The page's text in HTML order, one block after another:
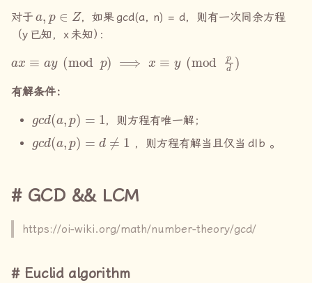
Legendre symbol
tonelli_shanks
Euler-totient, Fermat's little
Euler totient
Pollard’s ρ algorithm
对于
Z
，如果gcd(a, n) = d，则有一次同余方程
（y 已知， x未知）：
mod p ⟹ d)
有解条件：
d( p
，则方程有唯一解；
d( p ≠ 1
，则方程有解当且仅当 d|b 。
GCD && LCM
https://oi-wiki.org/math/number-theory/gcd/
Euclid algorithm